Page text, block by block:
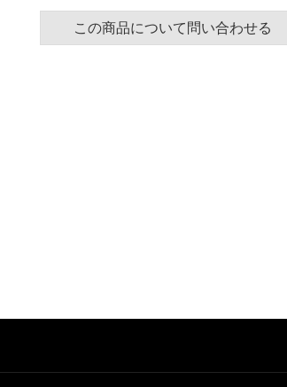
この商品について問い合わせる